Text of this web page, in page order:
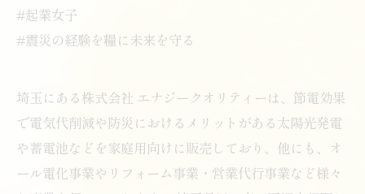
#起業女子
#震災の経験を糧に未来を守る
埼玉にある株式会社 エナジークオリティーは、節電効果
で電気代削減や防災におけるメリットがある太陽光発電
や蓄電池などを家庭用向けに販売しており、他にも、オ
ール電化事業やリフォーム事業・営業代行事業など様々